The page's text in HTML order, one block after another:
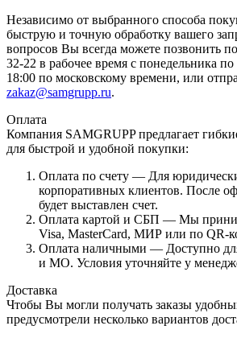
Независимо от выбранного способа
быструю и точную обработку вашего
вопросов Вы всегда можете позвонить
32-22 в рабочее время с понедельника
18:00 по московскому времени, или
zakaz@samgrupp.ru.
Оплата
Компания SAMGRUPP предлагает
для быстрой и удобной покупки:
Оплата по счету — Для
корпоративных клиентов. После
будет выставлен счет.
Оплата картой и СБП — Мы
Visa, MasterCard, МИР или по QR-
Оплата наличными — Доступно
и МО. Условия уточняйте у
Доставка
Чтобы Вы могли получать заказы
предусмотрели несколько вариантов